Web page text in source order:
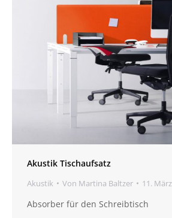
Akustik Tischaufsatz
Akustik Von Martina Baltzer 11.
Absorber für den Schreibtisch